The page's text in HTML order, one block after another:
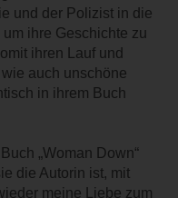
und der Polizist in die
ihre Geschichte zu
ihren Lauf und
auch unschöne
in ihrem Buch
„Woman Down“
die Autorin ist, mit
meine Liebe zum